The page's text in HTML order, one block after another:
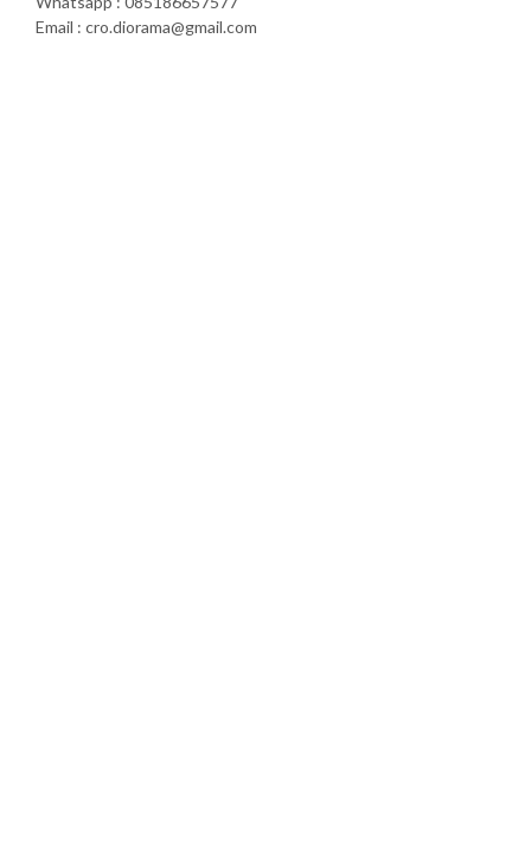
Email : cro.diorama@gmail.com